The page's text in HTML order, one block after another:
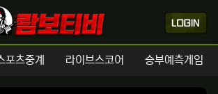
포츠중계 라이브스코어 승부예측게임